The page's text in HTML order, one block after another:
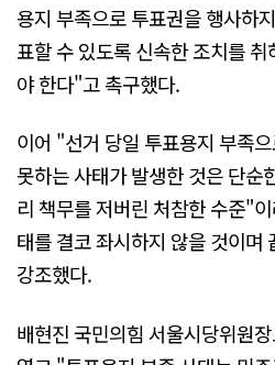
용지 부족으로 투표권을 행사하
표할 수 있도록 신속한 조치를
야 한다"고 촉구했다.
이어 "선거 당일 투표용지 부족
못하는 사태가 발생한 것은 단순
리 책무를 저버린 처참한 수준"
태를 결코 좌시하지 않을 것이며
강조했다.
배현진 국민의힘 서울시당위원